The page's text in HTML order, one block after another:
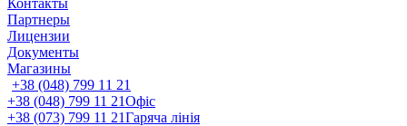
Контакты
Партнеры
Лицензии
Документы
Магазины
+38 (048) 799 11 21
+38 (048) 799 11 21Офіс
+38 (073) 799 11 21Гаряча лінія